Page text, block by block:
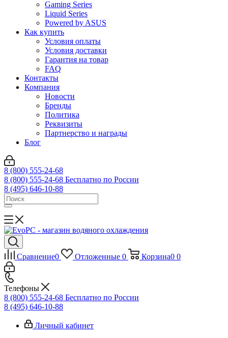
Gaming Series
Liquid Series
Powered by ASUS
Как купить
Условия оплаты
Условия доставки
Гарантия на товар
FAQ
Контакты
Компания
Новости
Бренды
Политика
Реквизиты
Партнерство и награды
Блог
8 (800) 555-24-68
8 (800) 555-24-68 Бесплатно по России
8 (495) 646-10-88
Сравнение0 Отложенные 0 Корзина0 0
Телефоны
8 (800) 555-24-68 Бесплатно по России
8 (495) 646-10-88
Личный кабинет